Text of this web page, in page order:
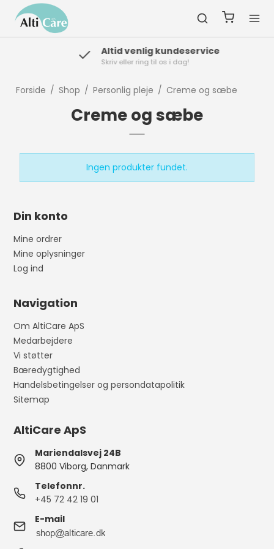
Altid venlig kundeservice
Skriv eller ring til os i dag!
Forside / Shop / Personlig pleje / Creme og sæbe
Creme og sæbe
Ingen produkter fundet.
Din konto
Mine ordrer
Mine oplysninger
Log ind
Navigation
Om AltiCare ApS
Medarbejdere
Vi støtter
Bæredygtighed
Handelsbetingelser og persondatapolitik
Sitemap
AltiCare ApS
Mariendalsvej 24B
8800 Viborg, Danmark
Telefonnr.
+45 72 42 19 01
E-mail